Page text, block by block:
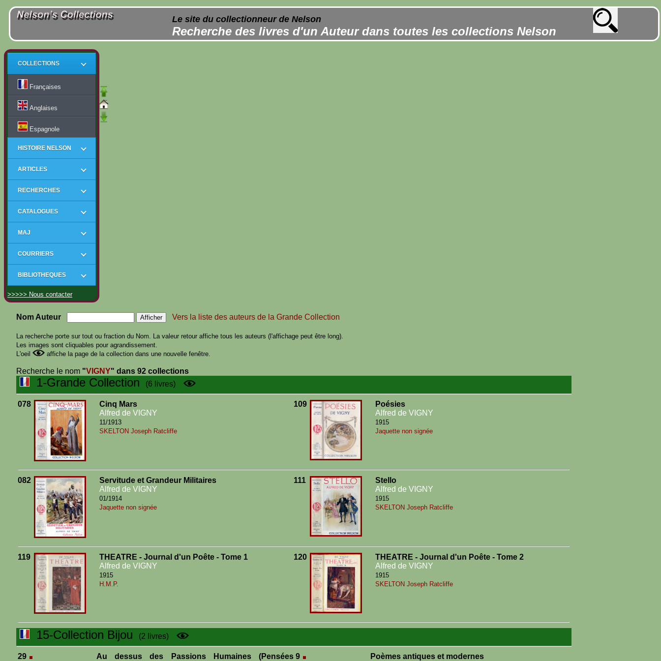
Le site du collectionneur de Nelson
Recherche des livres d'un Auteur dans toutes les collections Nelson
COLLECTIONS
Françaises
Anglaises
Espagnole
HISTOIRE NELSON
ARTICLES
RECHERCHES
CATALOGUES
MAJ
COURRIERS
BIBLIOTHEQUES
>>>>> Nous contacter
Nom Auteur Vers la liste des auteurs de la Grande Collection
La recherche porte sur tout ou fraction du Nom. La valeur retour affiche tous les auteurs (l'affichage peut être long).
Les images sont cliquables pour agrandissement.
L'oeil
affiche la page de la collection dans une nouvelle fenêtre.
Recherche le nom "VIGNY" dans 92 collections
1-Grande Collection (6 livres)
078
Cinq Mars
Alfred de VIGNY
11/1913
SKELTON Joseph Ratcliffe
109
Poésies
Alfred de VIGNY
1915
Jaquette non signée
082
Servitude et Grandeur Militaires
Alfred de VIGNY
01/1914
Jaquette non signée
111
Stello
Alfred de VIGNY
1915
SKELTON Joseph Ratcliffe
119
THEATRE - Journal d'un Poête - Tome 1
Alfred de VIGNY
1915
H.M.P.
120
THEATRE - Journal d'un Poête - Tome 2
Alfred de VIGNY
1915
SKELTON Joseph Ratcliffe
15-Collection Bijou (2 livres)
29 Au dessus des Passions Humaines (Pensées 9 Poèmes antiques et modernes